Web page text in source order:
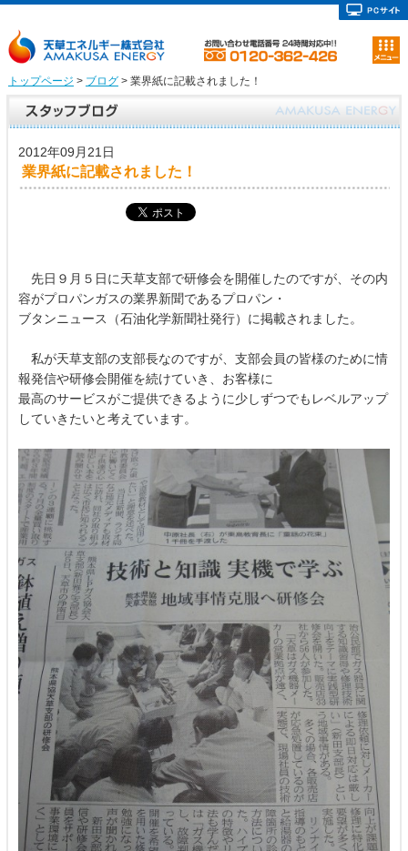
トップページ > ブログ> 業界紙に記載されました！
2012年09月21日
業界紙に記載されました！
先日９月５日に天草支部で研修会を開催したのですが、その内
容がプロパンガスの業界新聞であるプロパン・
ブタンニュース（石油化学新聞社発行）に掲載されました。
私が天草支部の支部長なのですが、支部会員の皆様のために情
報発信や研修会開催を続けていき、お客様に
最高のサービスがご提供できるように少しずつでもレベルアップ
していきたいと考えています。